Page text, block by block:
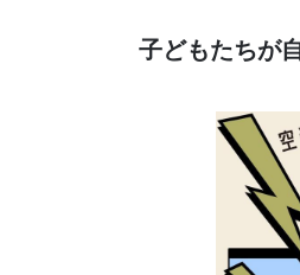
子どもたちが